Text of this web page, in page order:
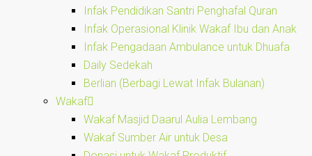
Infak Pendidikan Santri Penghafal Quran
Infak Operasional Klinik Wakaf Ibu dan Anak
Infak Pengadaan Ambulance untuk Dhuafa
Daily Sedekah
Berlian (Berbagi Lewat Infak Bulanan)
Wakaf
Wakaf Masjid Daarul Aulia Lembang
Wakaf Sumber Air untuk Desa